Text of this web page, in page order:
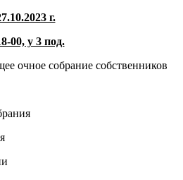
г.
00, у 3 под.
очное собрание собственников